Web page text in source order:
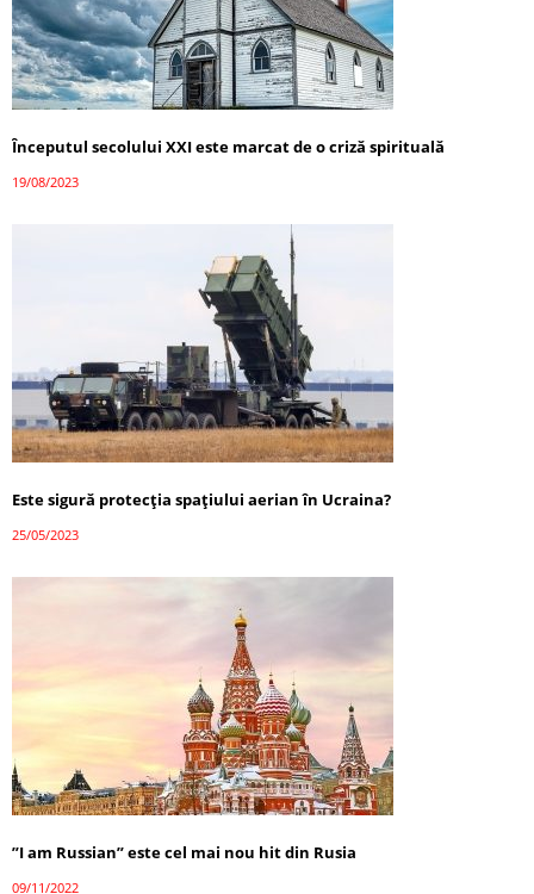
Începutul secolului XXI este marcat de o criză spirituală
19/08/2023
Este sigură protecția spațiului aerian în Ucraina?
25/05/2023
”I am Russian” este cel mai nou hit din Rusia
09/11/2022